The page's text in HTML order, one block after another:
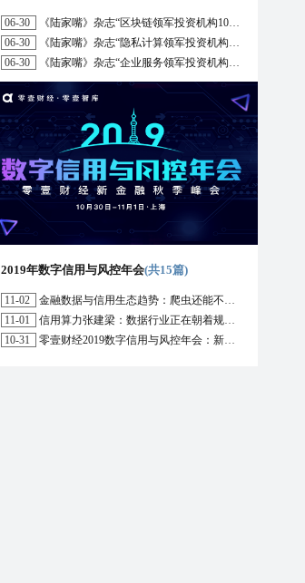
06-30
《陆家嘴》杂志“区块链领军投资机构10强”榜单正式发布
06-30
《陆家嘴》杂志“隐私计算领军投资机构10强”榜单正式发布
06-30
《陆家嘴》杂志“企业服务领军投资机构10强”榜单正式发布
2019年数字信用与风控年会(共15篇)
11-02
金融数据与信用生态趋势：爬虫还能不能用？区块链能解决哪些问题？
11-01
信用算力张建梁：数据行业正在朝着规范化方向演进，数据确权是数据开放的前提
10-31
零壹财经2019数字信用与风控年会：新形势下行业的机遇与挑战